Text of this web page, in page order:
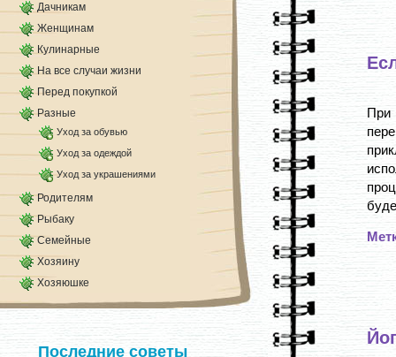
Дачникам
Женщинам
Кулинарные
На все случаи жизни
Перед покупкой
Разные
Уход за обувью
Уход за одеждой
Уход за украшениями
Родителям
Рыбаку
Семейные
Хозяину
Хозяюшке
Последние советы
При